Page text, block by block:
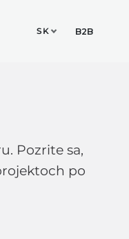
SK B2B
Pozrite sa,
po